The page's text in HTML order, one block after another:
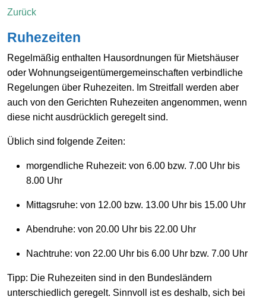
Zurück
Ruhezeiten
Regelmäßig enthalten Hausordnungen für Mietshäuser
oder Wohnungseigentümergemeinschaften verbindliche
Regelungen über Ruhezeiten. Im Streitfall werden aber
auch von den Gerichten Ruhezeiten angenommen, wenn
diese nicht ausdrücklich geregelt sind.
Üblich sind folgende Zeiten:
morgendliche Ruhezeit: von 6.00 bzw. 7.00 Uhr bis
8.00 Uhr
Mittagsruhe: von 12.00 bzw. 13.00 Uhr bis 15.00 Uhr
Abendruhe: von 20.00 Uhr bis 22.00 Uhr
Nachtruhe: von 22.00 Uhr bis 6.00 Uhr bzw. 7.00 Uhr
Tipp: Die Ruhezeiten sind in den Bundesländern
unterschiedlich geregelt. Sinnvoll ist es deshalb, sich bei